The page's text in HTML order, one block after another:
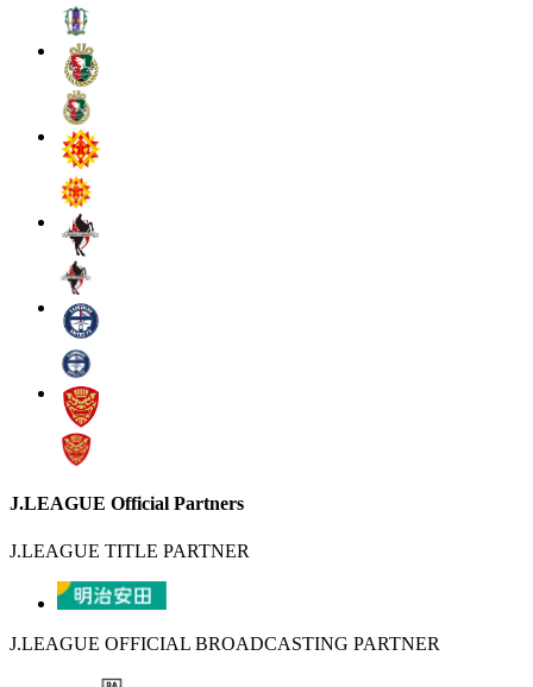
J.LEAGUE Official Partners
J.LEAGUE TITLE PARTNER
J.LEAGUE OFFICIAL BROADCASTING PARTNER